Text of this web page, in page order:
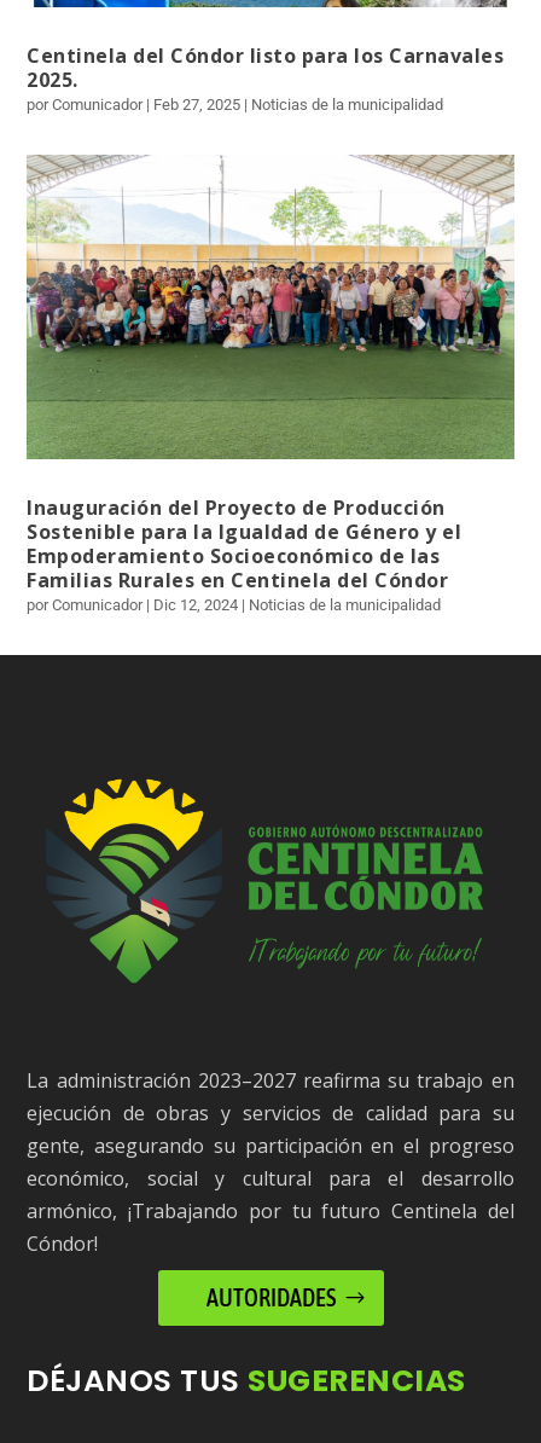
Centinela del Cóndor listo para los Carnavales
2025.
por Comunicador | Feb 27, 2025 | Noticias de la municipalidad
Inauguración del Proyecto de Producción
Sostenible para la Igualdad de Género y el
Empoderamiento Socioeconómico de las
Familias Rurales en Centinela del Cóndor
por Comunicador | Dic 12, 2024 | Noticias de la municipalidad
La administración 2023–2027 reafirma su trabajo en
ejecución de obras y servicios de calidad para su
gente, asegurando su participación en el progreso
económico, social y cultural para el desarrollo
armónico, ¡Trabajando por tu futuro Centinela del
Cóndor!
AUTORIDADES
DÉJANOS TUS SUGERENCIAS